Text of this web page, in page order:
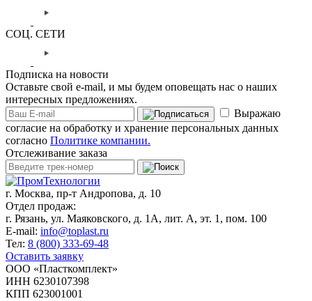
СОЦ. СЕТИ
Подписка на новости
Оставьте свой e-mail, и мы будем оповещать нас о наших
интересных предложениях.
Выражаю
согласие на обработку и хранение персональных данных
согласно Политике компании.
Отслеживание заказа
г. Москва, пр-т Андропова, д. 10
Отдел продаж:
г. Рязань, ул. Маяковского, д. 1А, лит. А, эт. 1, пом. 100
E-mail: info@toplast.ru
Тел: 8 (800) 333-69-48
Оставить заявку
ООО «Пласткомплект»
ИНН 6230107398
КПП 623001001